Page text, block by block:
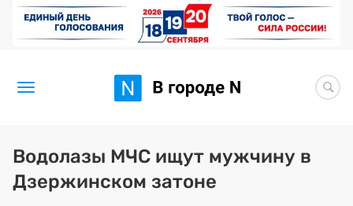
Новости
Статьи
Водолазы МЧС ищут мужчину в
Дзержинском затоне